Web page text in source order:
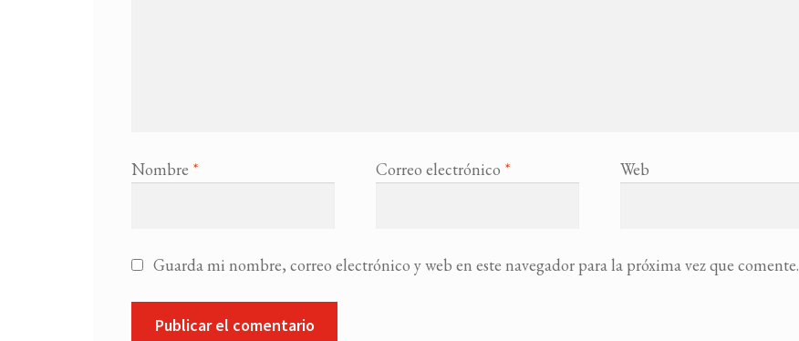
Nombre * Correo electrónico * Web
Guarda mi nombre, correo electrónico y web en este navegador para la próxima vez que comente.